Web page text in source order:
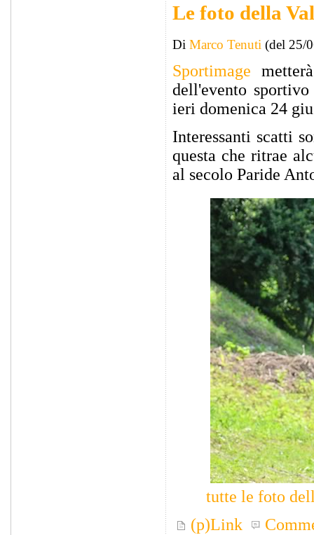
Le foto della
Di Marco Tenuti (del 25/
Sportimage
dell'evento
ieri domenica 24
Interessanti scatti
questa che ritrae
al secolo Paride
tutte le foto
(p)Link